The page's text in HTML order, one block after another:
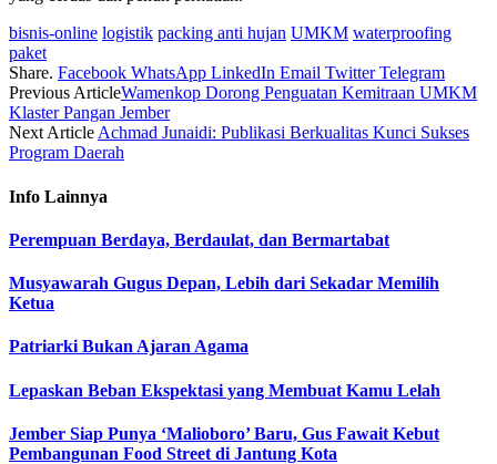
bisnis‑online logistik packing anti hujan UMKM waterproofing
paket
Share. Facebook WhatsApp LinkedIn Email Twitter Telegram
Previous ArticleWamenkop Dorong Penguatan Kemitraan UMKM
Klaster Pangan Jember
Next ArticleAchmad Junaidi: Publikasi Berkualitas Kunci Sukses
Program Daerah
Info Lainnya
Perempuan Berdaya, Berdaulat, dan Bermartabat
Musyawarah Gugus Depan, Lebih dari Sekadar Memilih
Ketua
Patriarki Bukan Ajaran Agama
Lepaskan Beban Ekspektasi yang Membuat Kamu Lelah
Jember Siap Punya ‘Malioboro’ Baru, Gus Fawait Kebut
Pembangunan Food Street di Jantung Kota